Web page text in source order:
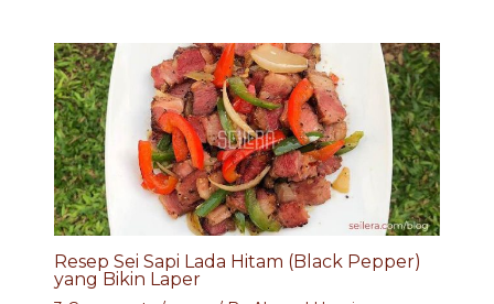
Resep Sei Sapi Lada Hitam (Black Pepper)
yang Bikin Laper